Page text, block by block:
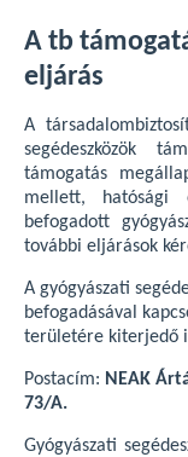
A tb
eljárás
A
segédeszközök
támogatás
mellett,
befogadott
további eljárások
A gyógyászati
befogadásával
területére kiterjedő
Postacím: NEAK
73/A.
Gyógyászati